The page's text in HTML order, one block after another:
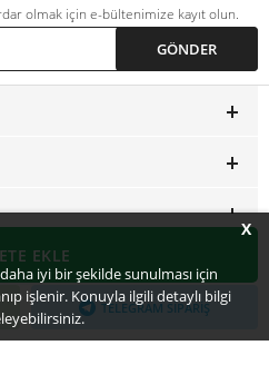
X
iyi bir şekilde sunulması için
işlenir. Konuyla ilgili detaylı bilgi
EKLE
TELEGRAM SIPARIŞ
olmak için e-bültenimize kayıt olun.